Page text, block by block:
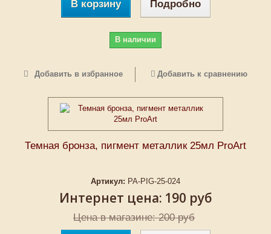
В корзину Подробно
В наличии
Добавить в избранное Добавить к сравнению
Темная бронза, пигмент металлик 25мл ProArt
Артикул: PA-PIG-25-024
Интернет цена: 190 руб
Цена в магазине: 200 руб